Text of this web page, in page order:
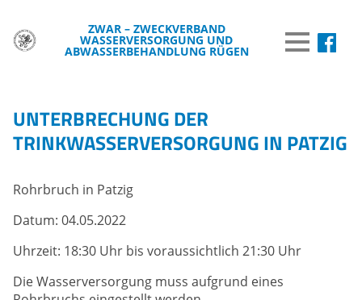
ZWAR – ZWECKVERBAND
WASSERVERSORGUNG UND
ABWASSERBEHANDLUNG RÜGEN MENÜ
TRINKWASSER
BREITBAND
WISSENSWERTES
WASSER & UMWELT
VERÖFFENTLICHUNGEN
UNTERBRECHUNG DER
TRINKWASSERVERSORGUNG IN PATZIG
Rohrbruch in Patzig
Datum: 04.05.2022
Uhrzeit: 18:30 Uhr bis voraussichtlich 21:30 Uhr
Die Wasserversorgung muss aufgrund eines